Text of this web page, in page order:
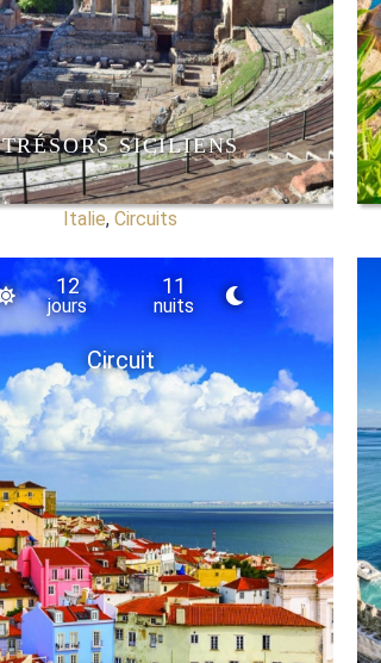
TRÉSORS SICILIENS
Italie,Circuits
Circuit
12
jours
11
nuits